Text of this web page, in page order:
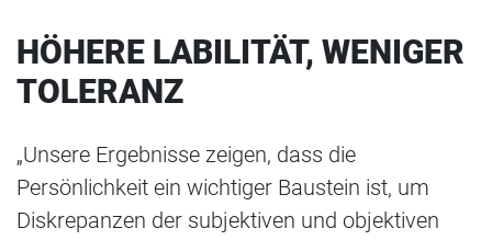
HÖHERE LABILITÄT, WENIGER
TOLERANZ
„Unsere Ergebnisse zeigen, dass die
Persönlichkeit ein wichtiger Baustein ist, um
Diskrepanzen der subjektiven und objektiven